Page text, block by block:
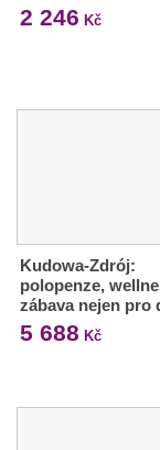
2 246 Kč
Kudowa-Zdrój:
polopenze,
zábava nejen pro
5 688 Kč